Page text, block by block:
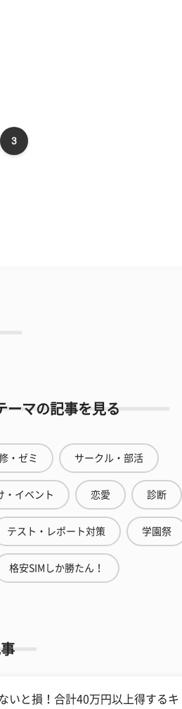
3
ーマの記事を見る
・ゼミ サークル・部活
・イベント 恋愛 診断
テスト・レポート対策 学園祭
格安SIMしか勝たん！
いと損！合計40万円以上得するキ